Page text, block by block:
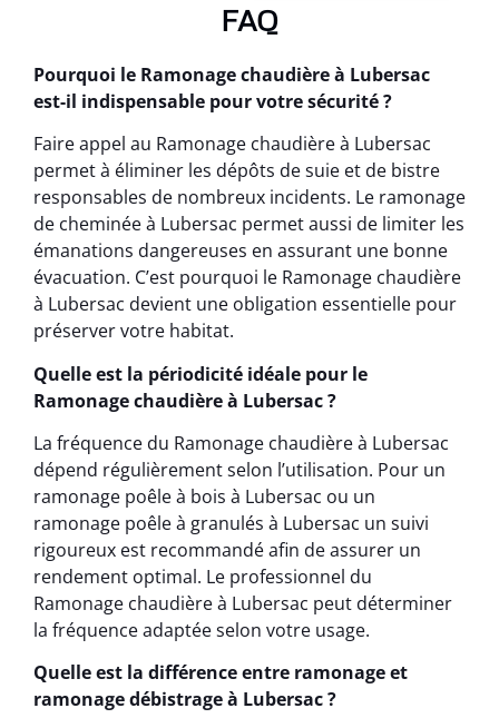
FAQ
Pourquoi le Ramonage chaudière à Lubersac
est-il indispensable pour votre sécurité ?
Faire appel au Ramonage chaudière à Lubersac
permet à éliminer les dépôts de suie et de bistre
responsables de nombreux incidents. Le ramonage
de cheminée à Lubersac permet aussi de limiter les
émanations dangereuses en assurant une bonne
évacuation. C’est pourquoi le Ramonage chaudière
à Lubersac devient une obligation essentielle pour
préserver votre habitat.
Quelle est la périodicité idéale pour le
Ramonage chaudière à Lubersac ?
La fréquence du Ramonage chaudière à Lubersac
dépend régulièrement selon l’utilisation. Pour un
ramonage poêle à bois à Lubersac ou un
ramonage poêle à granulés à Lubersac un suivi
rigoureux est recommandé afin de assurer un
rendement optimal. Le professionnel du
Ramonage chaudière à Lubersac peut déterminer
la fréquence adaptée selon votre usage.
Quelle est la différence entre ramonage et
ramonage débistrage à Lubersac ?